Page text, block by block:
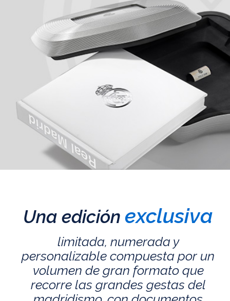
Una edición exclusiva
limitada, numerada y
personalizable compuesta por un
volumen de gran formato que
recorre las grandes gestas del